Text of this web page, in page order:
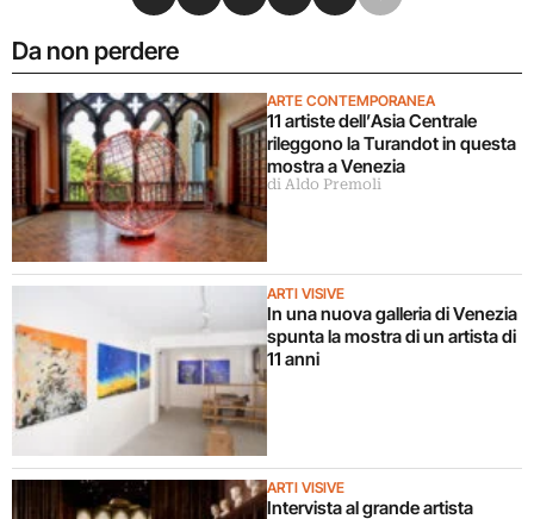
Da non perdere
ARTE CONTEMPORANEA
11 artiste dell’Asia Centrale
rileggono la Turandot in questa
mostra a Venezia
di Aldo Premoli
ARTI VISIVE
In una nuova galleria di Venezia
spunta la mostra di un artista di
11 anni
ARTI VISIVE
Intervista al grande artista